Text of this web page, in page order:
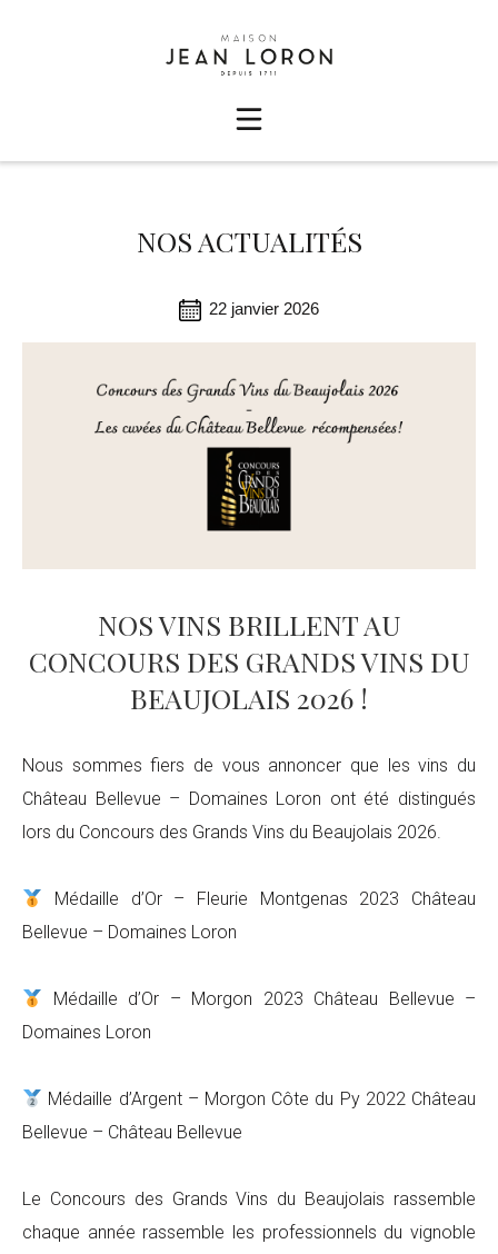
NOS ACTUALITÉS
22 janvier 2026
NOS VINS BRILLENT AU
CONCOURS DES GRANDS VINS DU
BEAUJOLAIS 2026 !
Nous sommes fiers de vous annoncer que les vins du
Château Bellevue – Domaines Loron ont été distingués
lors du Concours des Grands Vins du Beaujolais 2026.
Médaille d’Or – Fleurie Montgenas 2023 Château
Bellevue – Domaines Loron
Médaille d’Or – Morgon 2023 Château Bellevue –
Domaines Loron
Médaille d’Argent – Morgon Côte du Py 2022 Château
Bellevue – Château Bellevue
Le Concours des Grands Vins du Beaujolais rassemble
chaque année rassemble les professionnels du vignoble